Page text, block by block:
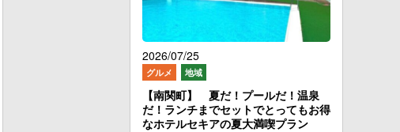
2026/07/25
グルメ 地域
【南関町】 夏だ！プールだ！温泉
だ！ランチまでセットでとってもお得
なホテルセキアの夏大満喫プラン